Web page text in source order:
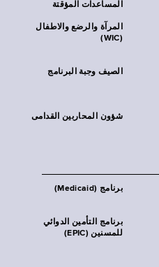
المساعدات المؤقتة
المرآة والرضع والاطفال
(WIC)
الصيف وجبة البرنامج
شؤون المحاربين القدامى
برنامج (Medicaid)
برنامج التأمين الدوائي
للمسنين (EPIC)